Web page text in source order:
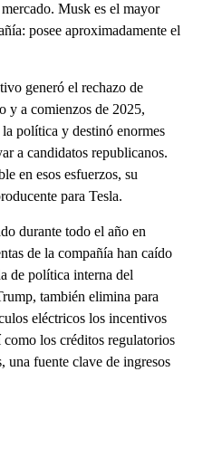
Musk es el mayor
posee aproximadamente el
generó el rechazo de
y a comienzos de 2025,
política y destinó enormes
a candidatos republicanos.
en esos esfuerzos, su
para Tesla.
durante todo el año en
de la compañía han caído
de política interna del
también elimina para
eléctricos los incentivos
los créditos regulatorios
una fuente clave de ingresos